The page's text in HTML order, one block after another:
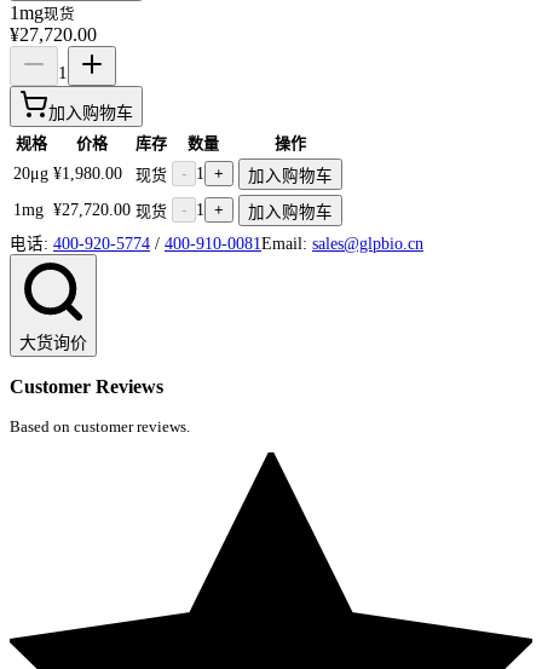
1mg现货
¥27,720.00
1
加入购物车
规格 价格 库存 数量
操作
20μg ¥1,980.00 现货 - 1 +
加入购物车
1mg ¥27,720.00 现货 - 1 +
加入购物车
电话: 400-920-5774 / 400-910-0081 Email: sales@glpbio.cn
大货询价
Customer Reviews
Based on customer reviews.